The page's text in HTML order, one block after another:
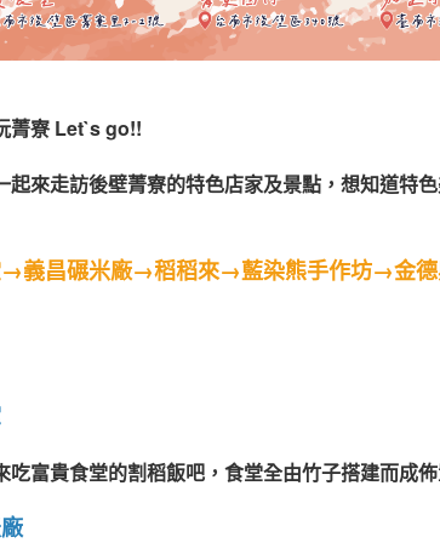
菁寮 Let`s go!!
起來走訪後壁菁寮的特色店家及景點，想知道特
→義昌碾米廠→稻稻來→藍染熊手作坊→金
吃富貴食堂的割稻飯吧，食堂全由竹子搭建而成